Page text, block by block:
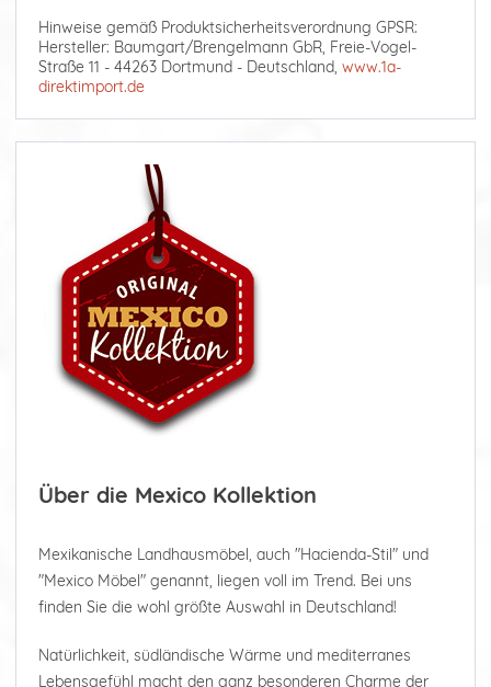
Hinweise gemäß Produktsicherheitsverordnung GPSR:
Hersteller: Baumgart/Brengelmann GbR, Freie-Vogel-
Straße 11 - 44263 Dortmund - Deutschland, www.1a-
direktimport.de
Über die Mexico Kollektion
Mexikanische Landhausmöbel, auch "Hacienda-Stil" und
"Mexico Möbel" genannt, liegen voll im Trend. Bei uns
finden Sie die wohl größte Auswahl in Deutschland!
Natürlichkeit, südländische Wärme und mediterranes
Lebensgefühl macht den ganz besonderen Charme der